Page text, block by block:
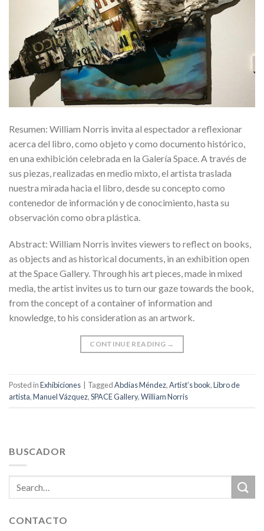
Resumen: William Norris invita al espectador a reflexionar
acerca del libro, como objeto y como documento histórico,
en una exhibición celebrada en la Galería Space. A través de
sus piezas, realizadas en medio mixto, el artista traslada
nuestra mirada hacia el libro, desde su concepto como
contenedor de información y de conocimiento, hasta su
observación como obra plástica.
Abstract: William Norris invites viewers to reflect on books,
as objects and as historical documents, in an exhibition open
at the Space Gallery. Through his art pieces, made in mixed
media, the artist invites us to turn our gaze towards the book,
from the concept of a container of information and
knowledge, to his consideration as an artwork.
CONTINUE READING →
Posted inExhibiciones TaggedAbdías Méndez,Artist’s book,Libro de
artista,Manuel Vázquez,SPACE Gallery,William Norris
BUSCADOR
CONTACTO